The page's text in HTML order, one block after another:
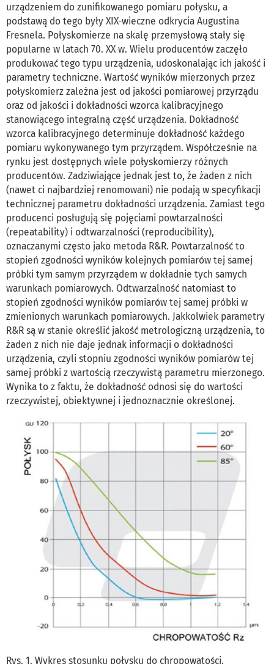
urządzeniem do zunifikowanego pomiaru połysku, a
podstawą do tego były XIX-wieczne odkrycia Augustina
Fresnela. Połyskomierze na skalę przemysłową stały się
popularne w latach 70. XX w. Wielu producentów zaczęło
produkować tego typu urządzenia, udoskonalając ich jakość i
parametry techniczne. Wartość wyników mierzonych przez
połyskomierz zależna jest od jakości pomiarowej przyrządu
oraz od jakości i dokładności wzorca kalibracyjnego
stanowiącego integralną część urządzenia. Dokładność
wzorca kalibracyjnego determinuje dokładność każdego
pomiaru wykonywanego tym przyrządem. Współcześnie na
rynku jest dostępnych wiele połyskomierzy różnych
producentów. Zadziwiające jednak jest to, że żaden z nich
(nawet ci najbardziej renomowani) nie podają w specyfikacji
technicznej parametru dokładności urządzenia. Zamiast tego
producenci posługują się pojęciami powtarzalności
(repeatability) i odtwarzalności (reproducibility),
oznaczanymi często jako metoda R&R. Powtarzalność to
stopień zgodności wyników kolejnych pomiarów tej samej
próbki tym samym przyrządem w dokładnie tych samych
warunkach pomiarowych. Odtwarzalność natomiast to
stopień zgodności wyników pomiarów tej samej próbki w
zmienionych warunkach pomiarowych. Jakkolwiek parametry
R&R są w stanie określić jakość metrologiczną urządzenia, to
żaden z nich nie daje jednak informacji o dokładności
urządzenia, czyli stopniu zgodności wyników pomiarów tej
samej próbki z wartością rzeczywistą parametru mierzonego.
Wynika to z faktu, że dokładność odnosi się do wartości
rzeczywistej, obiektywnej i jednoznacznie określonej.
Rys. 1. Wykres stosunku połysku do chropowatości.